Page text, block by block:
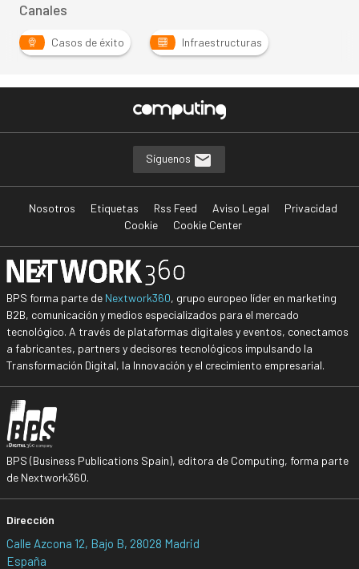
Canales
Casos de éxito Infraestructuras
Síguenos
Nosotros Etiquetas Rss Feed Aviso Legal
Privacidad
Cookie
Cookie Center
BPS forma parte de Nextwork360, grupo europeo líder en marketing
B2B, comunicación y medios especializados para el mercado
tecnológico. A través de plataformas digitales y eventos, conectamos
a fabricantes, partners y decisores tecnológicos impulsando la
Transformación Digital, la Innovación y el crecimiento empresarial.
BPS (Business Publications Spain), editora de Computing, forma parte
de Nextwork360.
Dirección
Calle Azcona 12, Bajo B, 28028 Madrid
España